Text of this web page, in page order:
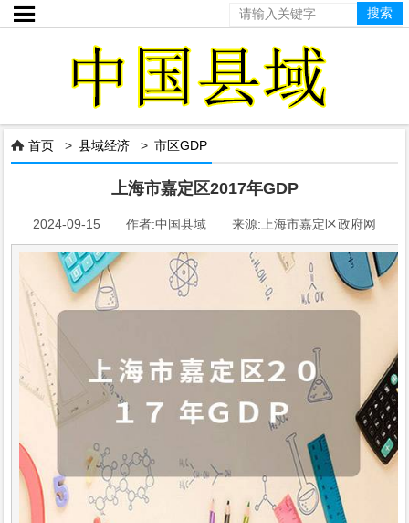

 首页 >县域经济 >市区GDP
上海市嘉定区2017年GDP
2024-09-15 作者:中国县域 来源:上海市嘉定区政府网